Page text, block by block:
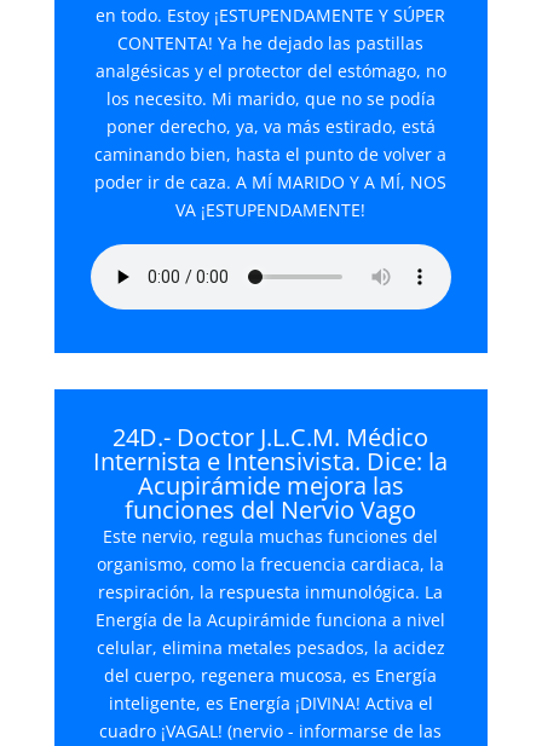
en todo. Estoy ¡ESTUPENDAMENTE Y SÚPER
CONTENTA! Ya he dejado las pastillas
analgésicas y el protector del estómago, no
los necesito. Mi marido, que no se podía
poner derecho, ya, va más estirado, está
caminando bien, hasta el punto de volver a
poder ir de caza. A MÍ MARIDO Y A MÍ, NOS
VA ¡ESTUPENDAMENTE!
24D.- Doctor J.L.C.M. Médico
Internista e Intensivista. Dice: la
Acupirámide mejora las
funciones del Nervio Vago
Este nervio, regula muchas funciones del
organismo, como la frecuencia cardiaca, la
respiración, la respuesta inmunológica. La
Energía de la Acupirámide funciona a nivel
celular, elimina metales pesados, la acidez
del cuerpo, regenera mucosa, es Energía
inteligente, es Energía ¡DIVINA! Activa el
cuadro ¡VAGAL! (nervio - informarse de las